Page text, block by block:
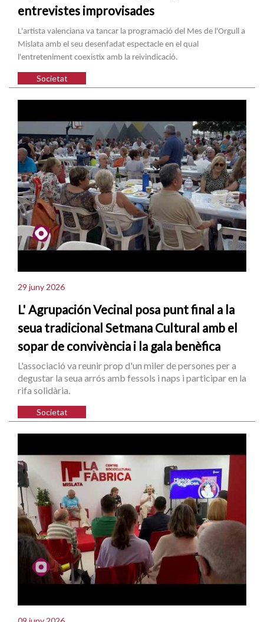
entrevistes improvisades
L'artista valenciana va tancar la programació del Mes de l'Orgull a
Mislata amb el seu desenfadat espectacle en el qual
l'entreteniment coexistix amb la reivindicació.
Societat
29 juny 2026
L' Agrupación Vecinal posa punt final a la
seua tradicional Setmana Cultural amb el
sopar de convivència i la gala benèfica
L'associació va reunir prop d'un miler de persones per a
degustar la seua arrós amb fessols i naps i participar en la
rifa solidària.
Societat